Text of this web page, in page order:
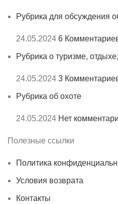
Рубрика для обсуждения
24.05.2024 6
Рубрика о туризме,
24.05.2024 3
Рубрика об охоте
24.05.2024 Нет
Полезные ссылки
Политика
Условия возврата
Контакты